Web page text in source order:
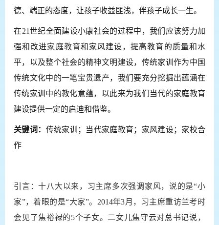
德、端正的态度，让孩子收益匪浅，伴孩子成长一生。
在21世纪全面建设小康社会的过程中，我们应该努力加
强和改进家庭教育和家风建设，提高教育的质量和水
平，以及整个社会的精神文明建设，传统家训作为中国
传统文化中的一笔宝贵遗产，我们要充分挖掘出蕴涵在
传统家训中的教化意蕴，以此来为我们当代的家庭教育
建设提供一定的启迪和借鉴。
关键词： 传统家训；当代家庭教育；家风建设；家校合
作
引言：十八大以来，习主席多次强调家风，说的是“小
家”，着眼的是“大家”。2014年3月，习主席重访兰考时
会见了焦裕禄的5个子女。二女儿焦守云对总书记说，